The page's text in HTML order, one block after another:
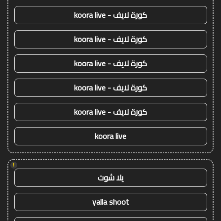
كورة لايف - koora live
كورة لايف - koora live
كورة لايف - koora live
كورة لايف - koora live
كورة لايف - koora live
koora live
!
يلا شوت
yalla shoot